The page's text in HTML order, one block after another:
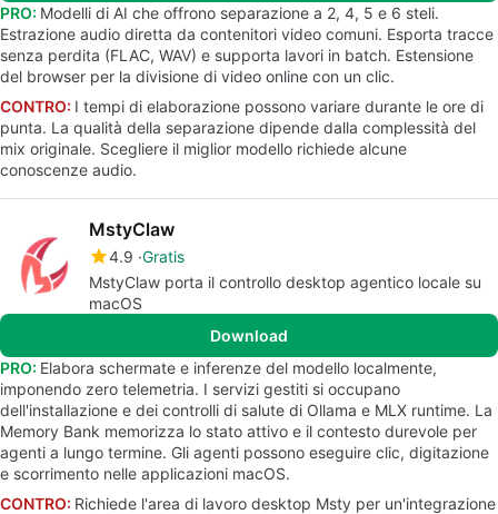
PRO: Modelli di AI che offrono separazione a 2, 4, 5 e 6 steli.
Estrazione audio diretta da contenitori video comuni. Esporta tracce
senza perdita (FLAC, WAV) e supporta lavori in batch. Estensione
del browser per la divisione di video online con un clic.
CONTRO: I tempi di elaborazione possono variare durante le ore di
punta. La qualità della separazione dipende dalla complessità del
mix originale. Scegliere il miglior modello richiede alcune
conoscenze audio.
MstyClaw
4.9 Gratis
MstyClaw porta il controllo desktop agentico locale su
macOS
Download
PRO: Elabora schermate e inferenze del modello localmente,
imponendo zero telemetria. I servizi gestiti si occupano
dell'installazione e dei controlli di salute di Ollama e MLX runtime. La
Memory Bank memorizza lo stato attivo e il contesto durevole per
agenti a lungo termine. Gli agenti possono eseguire clic, digitazione
e scorrimento nelle applicazioni macOS.
CONTRO: Richiede l'area di lavoro desktop Msty per un'integrazione